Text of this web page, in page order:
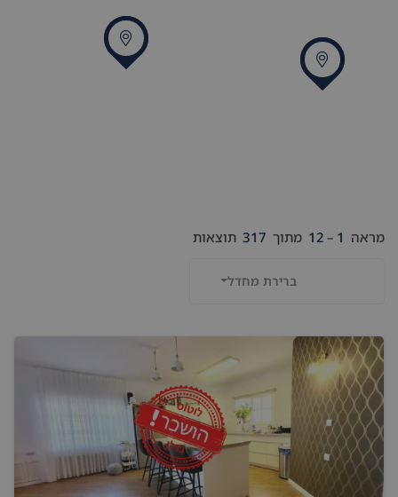
מראה 1
–
12 מתוך 317 תוצאות
ברירת מחדל